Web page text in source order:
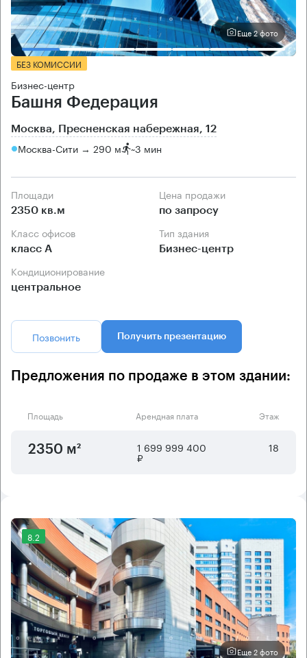
Еще 2 фото
БЕЗ КОМИССИИ
Бизнес-центр
Башня Федерация
Москва, Пресненская набережная, 12
Москва-Сити → 290 м ~3 мин
Площади
2350 кв.м
Цена продажи
по запросу
Класс офисов
класс А
Тип здания
Бизнес-центр
Кондиционирование
центральное
Позвонить Получить презентацию
Предложения по продаже в этом здании:
Площадь Арендная плата Этаж
2350 м² 1 699 999 400
₽
18
8.2
Еще 2 фото